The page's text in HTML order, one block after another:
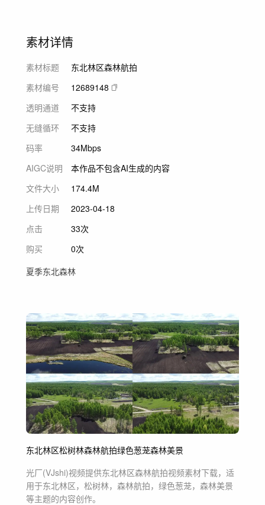
素材详情
素材标题
东北林区森林航拍
素材编号
12689148
透明通道
不支持
无缝循环
不支持
码率
34Mbps
AIGC说明
本作品不包含AI生成的内容
文件大小
174.4M
上传日期
2023-04-18
点击
33次
购买
0次
夏季东北森林
东北林区松树林森林航拍绿色葱茏森林美景
光厂(VJshi)视频提供东北林区森林航拍视频素材下载，适
用于东北林区，松树林，森林航拍，绿色葱茏，森林美景
等主题的内容创作。